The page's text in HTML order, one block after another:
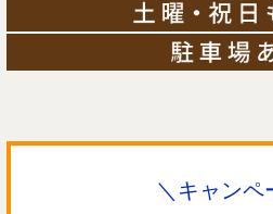
＼キャンペ